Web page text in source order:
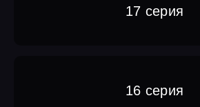
17 серия
16 серия